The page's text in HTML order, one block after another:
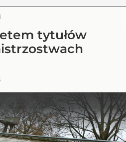
tytułów